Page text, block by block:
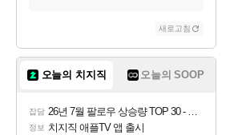
새로고침
오늘의 치지직 오늘의 SOOP
잡담 26년 7월 팔로우 상승량 TOP 30 - 월간 치지직
정보 치지직 애플TV 앱 출시